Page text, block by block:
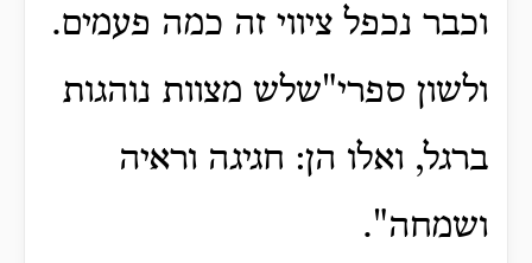
וכבר נכפל ציווי זה כמה פעמים.
ולשון ספרי"שלש מצוות נוהגות
ברגל, ואלו הן: חגיגה וראיה
ושמחה".